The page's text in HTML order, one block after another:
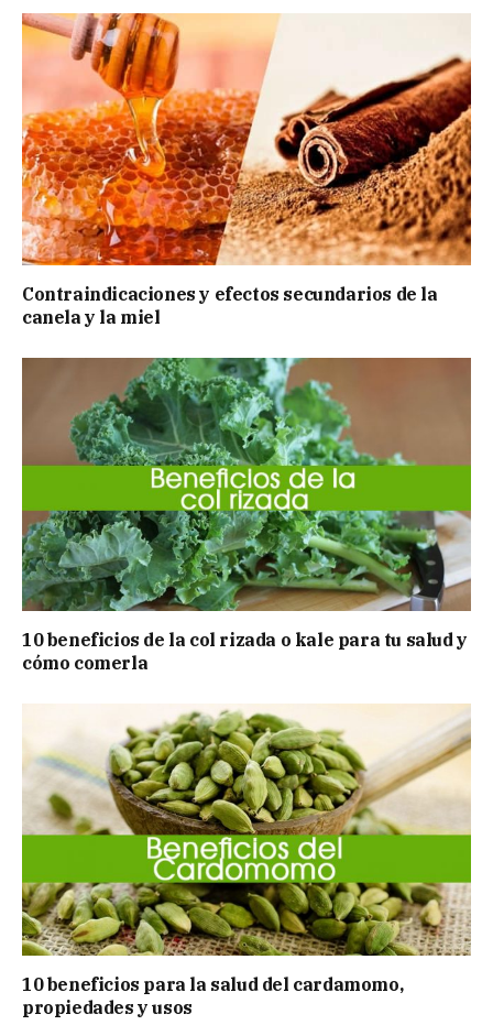
Contraindicaciones y efectos secundarios de la
canela y la miel
10 beneficios de la col rizada o kale para tu salud y
cómo comerla
10 beneficios para la salud del cardamomo,
propiedades y usos